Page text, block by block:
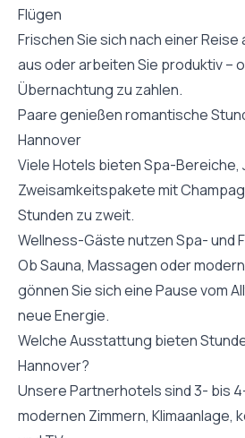
Flügen
Frischen Sie sich nach einer Reise
aus oder arbeiten Sie produktiv –
Übernachtung zu zahlen.
Paare genießen romantische
Hannover
Viele Hotels bieten Spa-
Zweisamkeitspakete mit
Stunden zu zweit.
Wellness-Gäste nutzen Spa- und
Ob Sauna, Massagen oder
gönnen Sie sich eine Pause vom
neue Energie.
Welche Ausstattung bieten
Hannover?
Unsere Partnerhotels sind 3- bis
modernen Zimmern, Klimaanlage,